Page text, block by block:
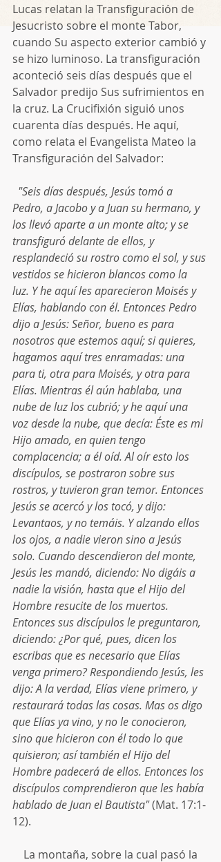
Lucas relatan la Transfiguración de
Jesucristo sobre el monte Tabor,
cuando Su aspecto exterior cambió y
se hizo luminoso. La transfiguración
aconteció seis días después que el
Salvador predijo Sus sufrimientos en
la cruz. La Crucifixión siguió unos
cuarenta días después. He aquí,
como relata el Evangelista Mateo la
Transfiguración del Salvador:
"Seis días después, Jesús tomó a
Pedro, a Jacobo y a Juan su hermano, y
los llevó aparte a un monte alto; y se
transfiguró delante de ellos, y
resplandeció su rostro como el sol, y sus
vestidos se hicieron blancos como la
luz. Y he aquí les aparecieron Moisés y
Elías, hablando con él. Entonces Pedro
dijo a Jesús: Señor, bueno es para
nosotros que estemos aquí; si quieres,
hagamos aquí tres enramadas: una
para ti, otra para Moisés, y otra para
Elías. Mientras él aún hablaba, una
nube de luz los cubrió; y he aquí una
voz desde la nube, que decía: Éste es mi
Hijo amado, en quien tengo
complacencia; a él oíd. Al oír esto los
discípulos, se postraron sobre sus
rostros, y tuvieron gran temor. Entonces
Jesús se acercó y los tocó, y dijo:
Levantaos, y no temáis. Y alzando ellos
los ojos, a nadie vieron sino a Jesús
solo. Cuando descendieron del monte,
Jesús les mandó, diciendo: No digáis a
nadie la visión, hasta que el Hijo del
Hombre resucite de los muertos.
Entonces sus discípulos le preguntaron,
diciendo: ¿Por qué, pues, dicen los
escribas que es necesario que Elías
venga primero? Respondiendo Jesús, les
dijo: A la verdad, Elías viene primero, y
restaurará todas las cosas. Mas os digo
que Elías ya vino, y no le conocieron,
sino que hicieron con él todo lo que
quisieron; así también el Hijo del
Hombre padecerá de ellos. Entonces los
discípulos comprendieron que les había
hablado de Juan el Bautista" (Mat. 17:1-
12).